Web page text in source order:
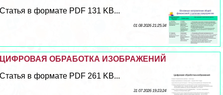
Статья в формате PDF 131 KB...
01 08 2026 21:25:34
ЦИФРОВАЯ ОБРАБОТКА ИЗОБРАЖЕНИЙ
Статья в формате PDF 261 KB...
31 07 2026 19:23:24